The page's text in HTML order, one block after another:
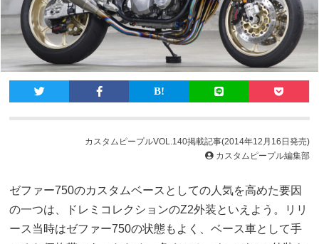
カスタムピープルVOL.140掲載記事(2014年12月16日発売)
カスタムピープル編集部
ゼファー750のカスタムベースとしての人気を高めた要因
の一つは、ドレミコレクションのZ2外装といえよう。リリ
ース当時はゼファー750の状態もよく、ベース車として手